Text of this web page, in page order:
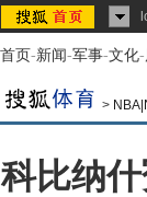
首页-新闻-军事-文化-
>
科比纳